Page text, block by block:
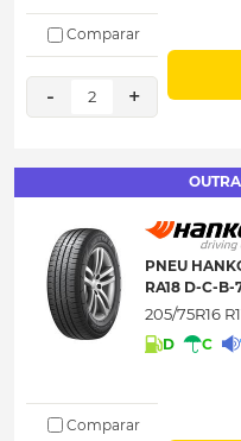
Comparar
- 2 +
PNEU
RA18 D-C-B-
205/75R16
D C
Comparar